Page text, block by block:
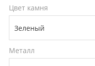
Цвет камня
Металл